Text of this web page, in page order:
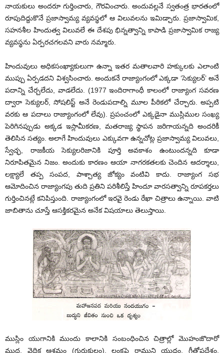
నాయకులు అందరూ గుర్తించారు, గౌరవించారు. అందువల్లనే స్వతంత్ర భారతంలో
రూపుదిద్దుకొనే ప్రజాస్వామ్య వ్యవస్థలో ఆ విలువలను ఇమిడ్చారు. ప్రజాస్వామిక,
సహనశీల హిందుత్వ విలువలే ఈ దేశపు భిన్నత్వాన్ని కాపాడి ప్రజాస్వామిక రాజ్య
వ్యవస్థను ఏర్పరచగలవని వారు నమ్మారు.
హిందువులు అధికసంఖ్యాకులుగా ఉన్నా ఇతర మతాలవారి హక్కులకు ఎలాంటి
ముప్పు ఏర్పడదని విశ్వసించారు. అందుకనే రాజ్యాంగంలో ఎక్కడా ‘సెక్యులర్‌’ అనే
పదాన్ని చేర్చలేదు, వాడలేదు. (1977 ఇందిరాగాంధీ కాలంలో రాజ్యాంగ సవరణ
ద్వారా సెక్యులర్‌, సోషలిస్ట్‌ అనే రెండుపదాల్ని మూల పీఠికలో చేర్చారు. అప్పటి
వరకు ఆ పదాలు రాజ్యాంగంలో లేవు). ప్రపంచంలో ఎక్కడైనా ముస్లిముల సంఖ్య
పెరిగినప్పుడు అక్కడ ఇస్లామీకరణ, మతరాజ్య స్థాపన జరిగాయన్నది అందరికీ
తెలిసిన సత్యం. అలాగే హిందువులు ఎక్కువగా ఉన్నచోట్ల ప్రజాస్వామ్య విలువలు,
స్వేచ్ఛ, రాజకీయ సెక్యులరిజానికి పూర్తి అవకాశం ఉంటుందన్నది కూడా
నిరూపితమైన నిజం. అందుకు కారణం ఆయా నాగరకతలకు చెందిన ఆదర్శాలు,
లక్ష్యాలే తప్ప సంపద, పాశ్చాత్య జోక్యం వంటివి కాదు. రాజ్యాంగ సభ
ఆమోదించిన రాజ్యాంగపు తుది ప్రతిని పరిశీలిస్తే హిందూ వారసత్వాన్ని రూపకర్తలు
గుర్తించినట్లే కనిపిస్తుంది. రాజ్యాంగంలో ఇరవై రెండు రేఖా చిత్రాలు ఉన్నాయి. వాటి
జాబితాను చూస్తే ఆసక్తికరమైన అనేక విషయాలు తెలుస్తాయి.
ముస్లిం యుగానికి ముందు కాలానికి సంబంధించిన చిత్రాల్లో మొహంజొదారో
ముద్ర, వైదిక ఆశ్రమం (గురుకులం), లంకపై రాముని యుద్ధం, గీతోపదేశం,